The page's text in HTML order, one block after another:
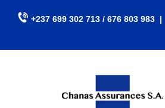
+237 699 302 713 / 676 803 983 |